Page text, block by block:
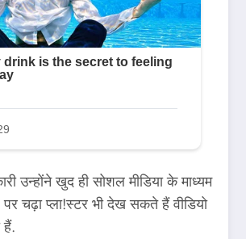
उन्होंने खुद ही सोशल मीडिया के माध्यम
चढ़ा प्ला!स्टर भी देख सकते हैं वीडियो